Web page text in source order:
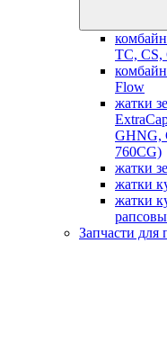
TC, CS,
Flow
жатки
GHNG,
760CG)
жатки
жатки
жатки
Запчасти для